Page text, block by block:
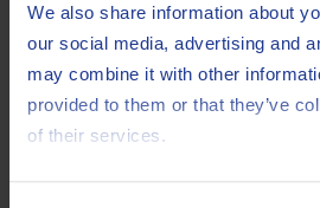
We also share information about
our social media, advertising and
may combine it with other
provided to them or that they’ve
of their services.
Siete interessati a un’altra
eviti la formazione di lacche e
corrosione e ossidazione? Date
gamma Q8 Volta, che offre ottime
separazione d’acqua e proprietà di